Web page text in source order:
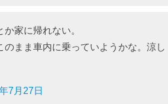
家に帰れない。
まま車内に乗っていようかな。涼し
7月27日